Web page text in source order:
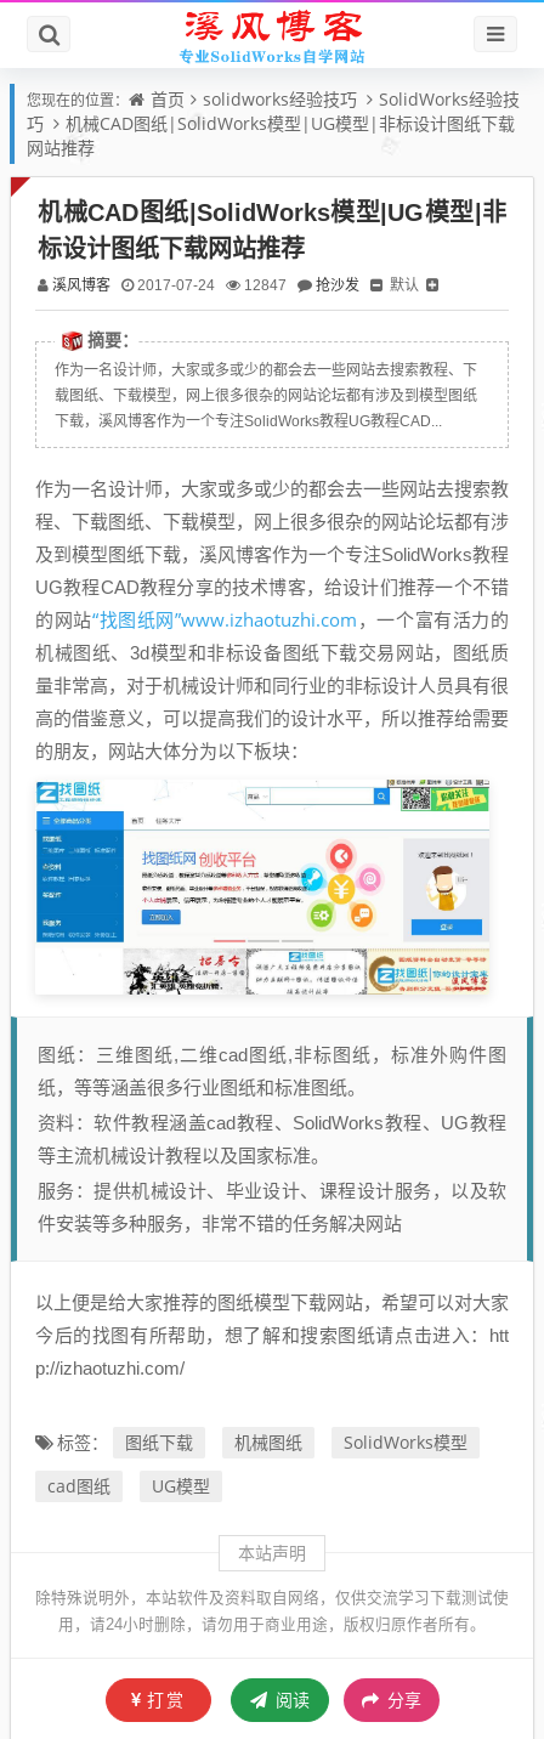
您现在的位置： 首页 solidworks经验技巧
SolidWorks经验技
巧
机械CAD图纸|SolidWorks模型|UG模型|非标设计图纸下载
网站推荐
机械CAD图纸|SolidWorks模型|UG模型|非
标设计图纸下载网站推荐
溪风博客 2017-07-24 12847 抢沙发 默认
摘要：
作为一名设计师，大家或多或少的都会去一些网站去搜索教程、下
载图纸、下载模型，网上很多很杂的网站论坛都有涉及到模型图纸
下载，溪风博客作为一个专注SolidWorks教程UG教程CAD...
作为一名设计师，大家或多或少的都会去一些网站去搜索教
程、下载图纸、下载模型，网上很多很杂的网站论坛都有涉
及到模型图纸下载，溪风博客作为一个专注SolidWorks教程
UG教程CAD教程分享的技术博客，给设计们推荐一个不错
的网站“找图纸网”www.izhaotuzhi.com ，一个富有活力的
机械图纸、3d模型和非标设备图纸下载交易网站，图纸质
量非常高，对于机械设计师和同行业的非标设计人员具有很
高的借鉴意义，可以提高我们的设计水平，所以推荐给需要
的朋友，网站大体分为以下板块：
图纸：三维图纸,二维cad图纸,非标图纸，标准外购件图
纸，等等涵盖很多行业图纸和标准图纸。
资料：软件教程涵盖cad教程、SolidWorks教程、UG教程
等主流机械设计教程以及国家标准。
服务：提供机械设计、毕业设计、课程设计服务，以及软
件安装等多种服务，非常不错的任务解决网站
以上便是给大家推荐的图纸模型下载网站，希望可以对大家
今后的找图有所帮助，想了解和搜索图纸请点击进入：htt
p://izhaotuzhi.com/
标签： 图纸下载 机械图纸
SolidWorks模型
cad图纸
UG模型
本站声明
除特殊说明外，本站软件及资料取自网络，仅供交流学习下载测试使
用，请24小时删除，请勿用于商业用途，版权归原作者所有。
打赏 阅读 分享